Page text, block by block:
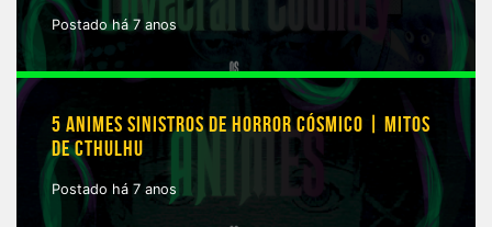
Postado há 7 anos
5 ANIMES SINISTROS DE HORROR CÓSMICO | MITOS
DE CTHULHU
Postado há 7 anos